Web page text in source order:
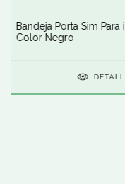
Bandeja Porta Sim Para
Color Negro